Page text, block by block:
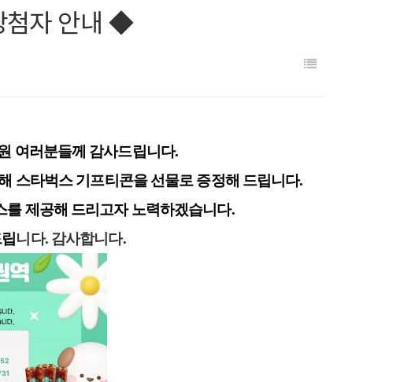
첨자 안내 ◆
여러분들께 감사드립니다.
스타벅스 기프티콘을 선물로 증정해 드립니다.
제공해 드리고자 노력하겠습니다.
니다. 감사합니다.